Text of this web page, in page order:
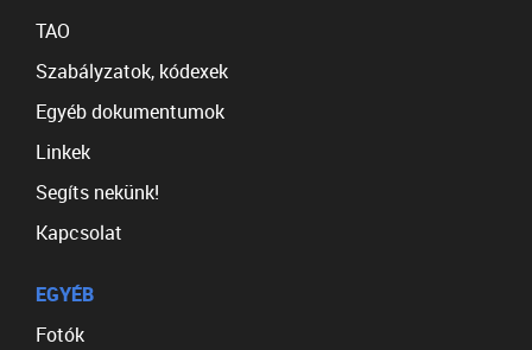
TAO
Szabályzatok, kódexek
Egyéb dokumentumok
Linkek
Segíts nekünk!
Kapcsolat
EGYÉB
Fotók